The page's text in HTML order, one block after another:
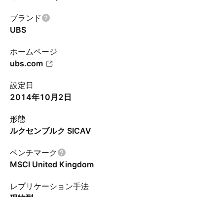
ブランド
UBS
ホームページ
ubs.com
設定日
2014年10月2日
形態
ルクセンブルク SICAV
ベンチマーク
MSCI United Kingdom
レプリケーション手法